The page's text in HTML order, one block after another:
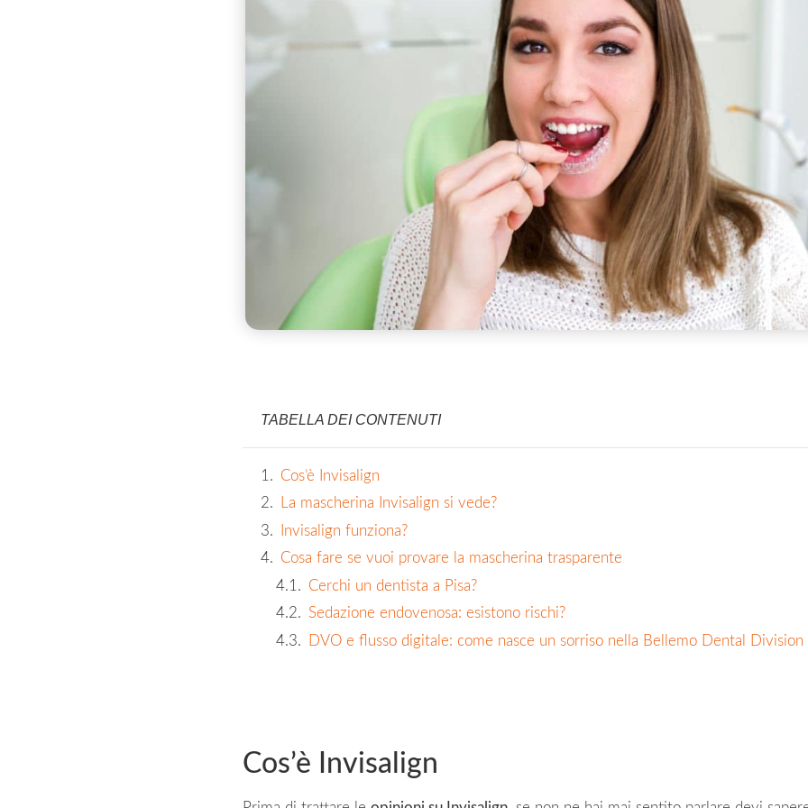
TABELLA DEI CONTENUTI
Cos’è Invisalign
La mascherina Invisalign si vede?
Invisalign funziona?
Cosa fare se vuoi provare la mascherina trasparente
Cerchi un dentista a Pisa?
Sedazione endovenosa: esistono rischi?
DVO e flusso digitale: come nasce un sorriso nella Bellemo Dental Division
Cos’è Invisalign